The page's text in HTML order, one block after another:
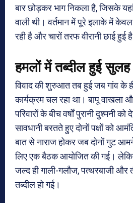
बार छोड़कर भाग निकला है, जिसके
वाली थी। वर्तमान में पूरे इलाके में
रही है और चारों तरफ वीरानी छाई हुई
हमलों में तब्दील हुई
विवाद की शुरुआत तब हुई जब गांव के
कार्यक्रम चल रहा था। बापू वाखला
परिवारों के बीच वर्षों पुरानी दुश्मनी
सावधानी बरतते हुए दोनों पक्षों को
बात से नाराज होकर जब दोनों गुट
लिए एक बैठक आयोजित की गई।
जल्द ही गाली-गलौज, पत्थरबाजी और
तब्दील हो गई।